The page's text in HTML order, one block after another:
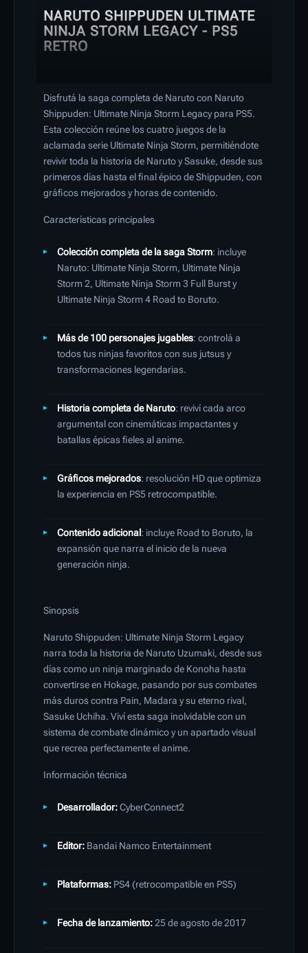
NARUTO SHIPPUDEN ULTIMATE
NINJA STORM LEGACY - PS5
RETRO
Disfrutá la saga completa de Naruto con Naruto
Shippuden: Ultimate Ninja Storm Legacy para PS5.
Esta colección reúne los cuatro juegos de la
aclamada serie Ultimate Ninja Storm, permitiéndote
revivir toda la historia de Naruto y Sasuke, desde sus
primeros días hasta el final épico de Shippuden, con
gráficos mejorados y horas de contenido.
Características principales
Colección completa de la saga Storm: incluye
Naruto: Ultimate Ninja Storm, Ultimate Ninja
Storm 2, Ultimate Ninja Storm 3 Full Burst y
Ultimate Ninja Storm 4 Road to Boruto.
Más de 100 personajes jugables: controlá a
todos tus ninjas favoritos con sus jutsus y
transformaciones legendarias.
Historia completa de Naruto: reviví cada arco
argumental con cinemáticas impactantes y
batallas épicas fieles al anime.
Gráficos mejorados: resolución HD que optimiza
la experiencia en PS5 retrocompatible.
Contenido adicional : incluye Road to Boruto, la
expansión que narra el inicio de la nueva
generación ninja.
Sinopsis
Naruto Shippuden: Ultimate Ninja Storm Legacy
narra toda la historia de Naruto Uzumaki, desde sus
días como un ninja marginado de Konoha hasta
convertirse en Hokage, pasando por sus combates
más duros contra Pain, Madara y su eterno rival,
Sasuke Uchiha. Viví esta saga inolvidable con un
sistema de combate dinámico y un apartado visual
que recrea perfectamente el anime.
Información técnica
Desarrollador:CyberConnect2
Editor: Bandai Namco Entertainment
Plataformas: PS4 (retrocompatible en PS5)
Fecha de lanzamiento:25 de agosto de 2017